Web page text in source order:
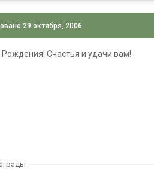
29 октября, 2006
Счастья и удачи вам!